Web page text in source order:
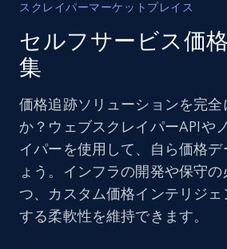
スクレイパーマーケットプレイス
セルフサービス価
集
価格追跡ソリューションを完
か？ウェブスクレイパーAPIや
イパーを使用して、自ら価格
ょう。インフラの開発や保守
つ、カスタム価格インテリジ
する柔軟性を維持できます。